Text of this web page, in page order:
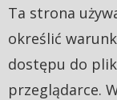
Ta strona
określić
dostępu do
przeglądarce.